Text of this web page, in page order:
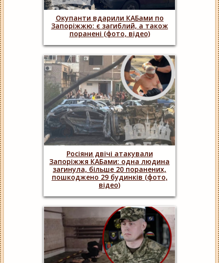
Окупанти вдарили КАБами по
Запоріжжю: є загиблий, а також
поранені (фото, відео)
Росіяни двічі атакували
Запоріжжя КАБами: одна людина
загинула, більше 20 поранених,
пошкоджено 29 будинків (фото,
відео)